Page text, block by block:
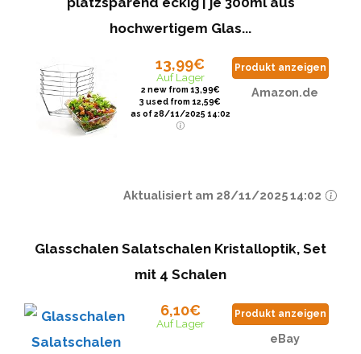
hochwertigem Glas...
13,99€
Auf Lager
2 new from 13,99€
3 used from 12,59€
as of 28/11/2025 14:02
Produkt anzeigen
Amazon.de
Aktualisiert am 28/11/2025 14:02
Glasschalen Salatschalen Kristalloptik, Set
mit 4 Schalen
6,10€
Auf Lager
Produkt anzeigen
eBay